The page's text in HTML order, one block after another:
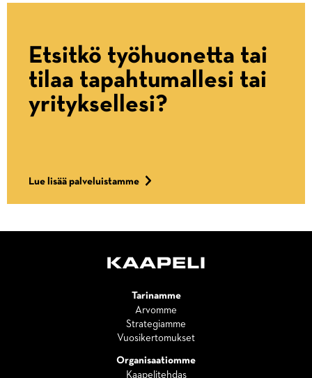
Etsitkö työhuonetta tai
tilaa tapahtumallesi tai
yrityksellesi?
Lue lisää palveluistamme
Tarinamme
Arvomme
Strategiamme
Vuosikertomukset
Organisaatiomme
Kaapelitehdas